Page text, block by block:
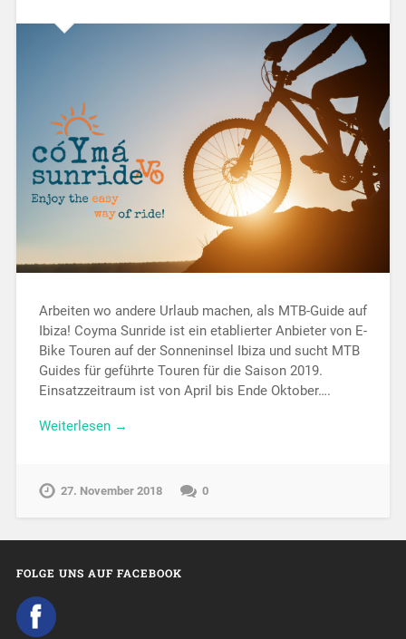
Arbeiten wo andere Urlaub machen, als MTB-Guide auf
Ibiza! Coyma Sunride ist ein etablierter Anbieter von E-
Bike Touren auf der Sonneninsel Ibiza und sucht MTB
Guides für geführte Touren für die Saison 2019.
Einsatzzeitraum ist von April bis Ende Oktober….
Weiterlesen →
27. November 2018 0
FOLGE UNS AUF FACEBOOK